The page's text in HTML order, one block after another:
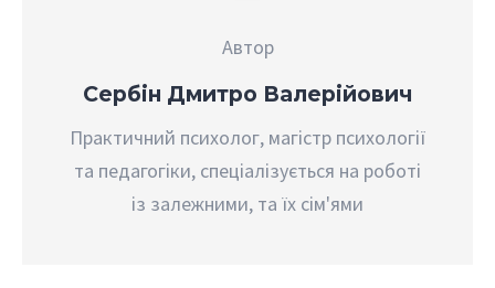
Автор
Сербін Дмитро Валерійович
Практичний психолог, магістр психології
та педагогіки, спеціалізується на роботі
із залежними, та їх сім'ями